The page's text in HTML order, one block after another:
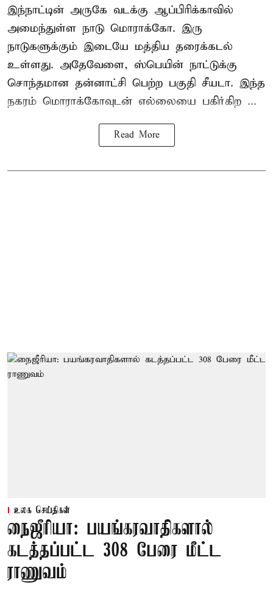
இந்நாட்டின் அருகே வடக்கு ஆப்பிரிக்காவில்
அமைந்துள்ள நாடு மொராக்கோ. இரு
நாடுகளுக்கும் இடையே மத்திய தரைக்கடல்
உள்ளது. அதேவேளை, ஸ்பெயின் நாட்டுக்கு
சொந்தமான தன்னாட்சி பெற்ற பகுதி சீயடா. இந்த
நகரம் மொராக்கோவுடன் எல்லையை பகிர்கிற ...
Read More
உலக செய்திகள்
நைஜீரியா: பயங்கரவாதிகளால்
கடத்தப்பட்ட 308 பேரை மீட்ட
ராணுவம்